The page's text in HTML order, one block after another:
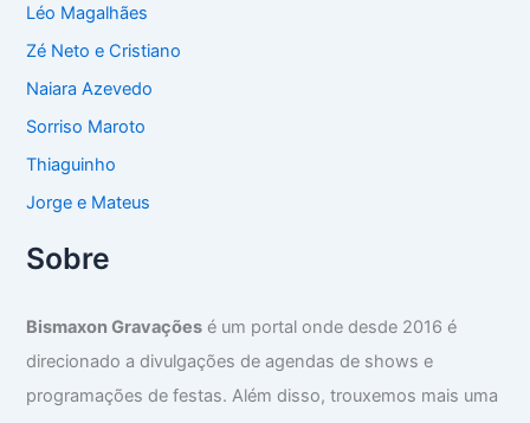
Léo Magalhães
Zé Neto e Cristiano
Naiara Azevedo
Sorriso Maroto
Thiaguinho
Jorge e Mateus
Sobre
Bismaxon Gravações é um portal onde desde 2016 é
direcionado a divulgações de agendas de shows e
programações de festas. Além disso, trouxemos mais uma